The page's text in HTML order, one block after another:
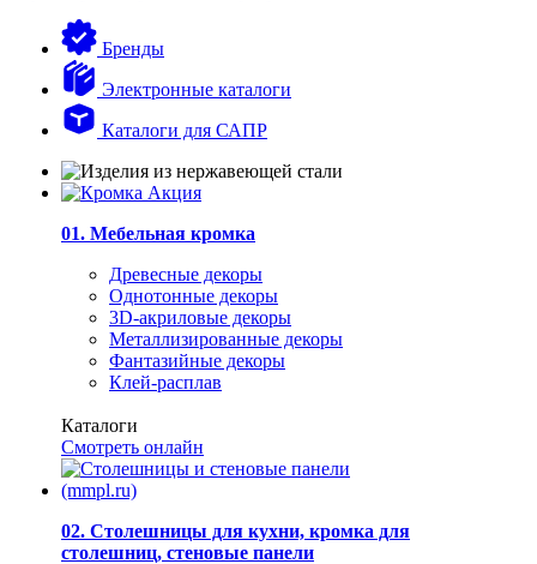
Бренды
Электронные каталоги
Каталоги для САПР
01. Мебельная кромка
Древесные декоры
Однотонные декоры
3D-акриловые декоры
Металлизированные декоры
Фантазийные декоры
Клей-расплав
Каталоги
Смотреть онлайн
02. Столешницы для кухни, кромка для
столешниц, стеновые панели